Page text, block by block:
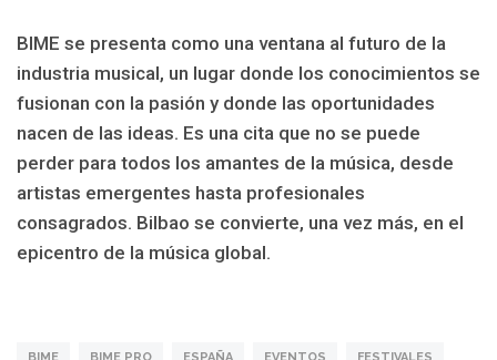
BIME se presenta como una ventana al futuro de la
industria musical, un lugar donde los conocimientos se
fusionan con la pasión y donde las oportunidades
nacen de las ideas. Es una cita que no se puede
perder para todos los amantes de la música, desde
artistas emergentes hasta profesionales
consagrados. Bilbao se convierte, una vez más, en el
epicentro de la música global.
BIME BIME PRO ESPAÑA EVENTOS FESTIVALES